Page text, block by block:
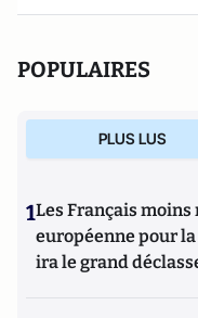
POPULAIRES
PLUS LUS
1Les Français
européenne pour
ira le grand